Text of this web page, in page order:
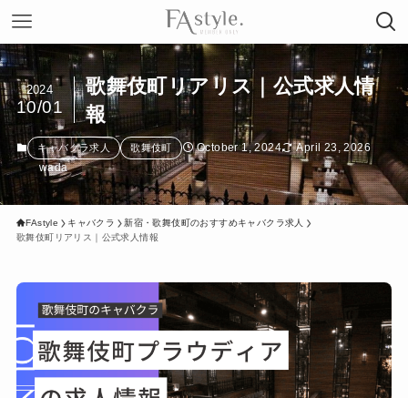
歌舞伎町リアリス｜公式求人情
報
2024
10/01
キャバクラ求人 歌舞伎町 October 1, 2024
April 23, 2026
wada
FAstyle キャバクラ
新宿・歌舞伎町のおすすめキャバクラ求人
歌舞伎町リアリス｜公式求人情報